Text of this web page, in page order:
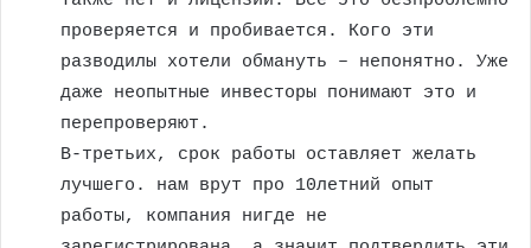
проверяется и пробивается. Кого эти
разводилы хотели обмануть – непонятно. Уже
даже неопытные инвесторы понимают это и
перепроверяют.
В-третьих, срок работы оставляет желать
лучшего. нам врут про 10летний опыт
работы, компания нигде не